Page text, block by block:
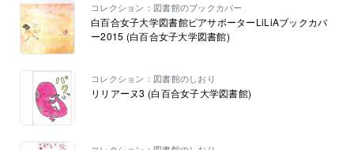
コレクション：図書館のブックカバー
白百合女子大学図書館ピアサポーターLiLiAブックカバ
ー2015 (白百合女子大学図書館)
コレクション：図書館のしおり
リリアーヌ3 (白百合女子大学図書館)